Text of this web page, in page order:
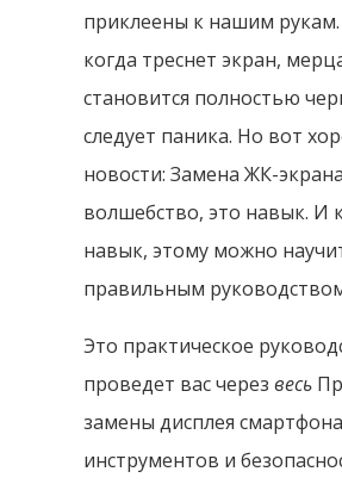
приклеены к нашим
когда треснет экран,
становится полностью
следует паника. Но вот
новости: Замена ЖК-
волшебство, это навык. И
навык, этому можно
правильным
Это практическое
проведет вас через весь
замены дисплея
инструментов и